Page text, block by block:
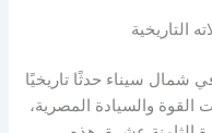
التاريخية
شمال سيناء حدثًا تاريخيًا
والسيادة المصرية،